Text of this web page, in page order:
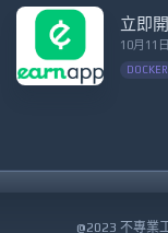
10月11
DOCKER
@2023 不專業